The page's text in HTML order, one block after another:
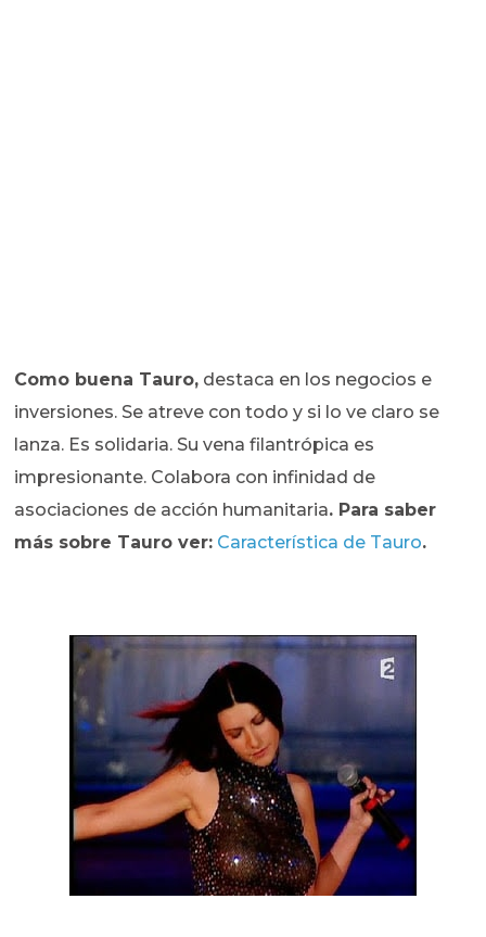
Como buena Tauro, destaca en los negocios e
inversiones. Se atreve con todo y si lo ve claro se
lanza. Es solidaria. Su vena filantrópica es
impresionante. Colabora con infinidad de
asociaciones de acción humanitaria. Para saber
más sobre Tauro ver: Característica de Tauro.